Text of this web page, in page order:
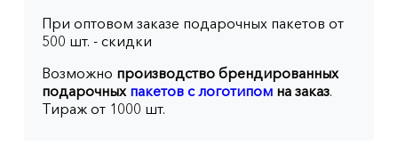
При оптовом заказе подарочных пакетов от
500 шт. - скидки
Возможно производство брендированных
подарочных пакетов с логотипомна заказ.
Тираж от 1000 шт.